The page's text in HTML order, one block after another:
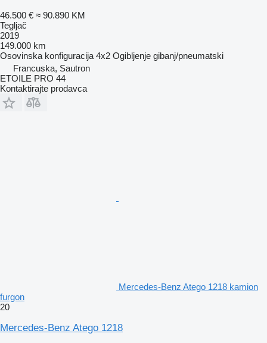
46.500 € ≈ 90.890 KM
Tegljač
2019
149.000 km
Osovinska konfiguracija 4x2 Ogibljenje gibanj/pneumatski
Francuska, Sautron
ETOILE PRO 44
Kontaktirajte prodavca
Mercedes-Benz Atego 1218 kamion
furgon
20
Mercedes-Benz Atego 1218